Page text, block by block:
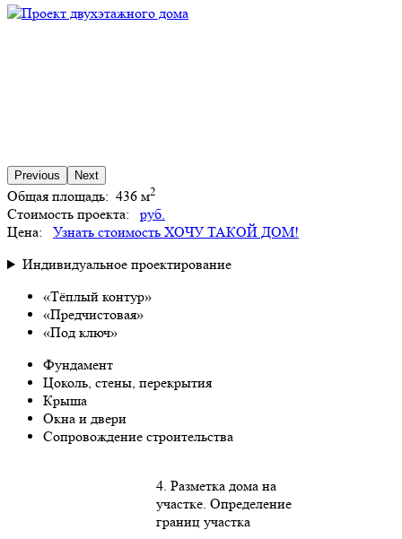
Previous Next
Общая площадь: 436 м2
Стоимость проекта:
руб.
Цена:
Узнать стоимость ХОЧУ ТАКОЙ ДОМ!
Индивидуальное проектирование
«Тёплый контур»
«Предчистовая»
«Под ключ»
Фундамент
Цоколь, стены, перекрытия
Крыша
Окна и двери
Сопровождение строительства
4. Разметка дома на
участке. Определение
границ участка